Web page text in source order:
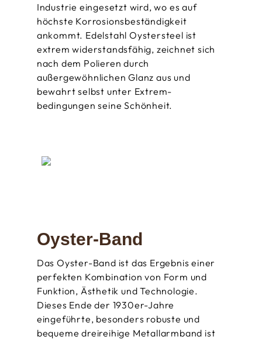
Industrie eingesetzt wird, wo es auf
höchste Korrosions­beständigkeit
ankommt. Edelstahl Oystersteel ist
extrem widerstandsfähig, zeichnet sich
nach dem Polieren durch
außergewöhnlichen Glanz aus und
bewahrt selbst unter Extrem­
bedingungen seine Schönheit.
Oyster-Band
Das Oyster-Band ist das Ergebnis einer
perfekten Kombination von Form und
Funktion, Ästhetik und Technologie.
Dieses Ende der 1930er­-Jahre
eingeführte, besonders robuste und
bequeme dreireihige Metallarmband ist